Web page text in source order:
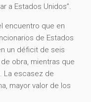
a Estados Unidos”.
encuentro que en
de Estados
un déficit de seis
obra, mientras que
La escasez de
mayor valor de los